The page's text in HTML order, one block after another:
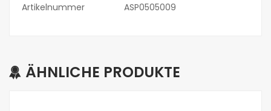
Artikelnummer ASP0505009
ÄHNLICHE PRODUKTE